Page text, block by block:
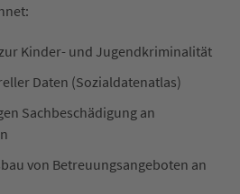
Kinder- und Jugendkriminalität
Daten (Sozialdatenatlas)
Sachbeschädigung an
von Betreuungsangeboten an